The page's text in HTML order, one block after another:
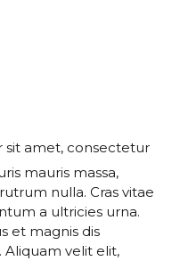
sit amet, consectetur
mauris massa,
nulla. Cras vitae
a ultricies urna.
et magnis dis
velit elit,